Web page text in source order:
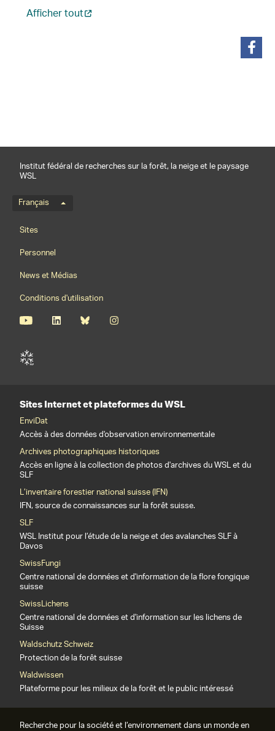
Afficher tout
Institut fédéral de recherches sur la forêt, la neige et le paysage
WSL
Menu de langue
Français
Footernavigation
Sites
Personnel
News et Médias
Conditions d'utilisation
Sites Internet et plateformes du WSL
EnviDat
Accès à des données d'observation environnementale
Archives photographiques historiques
Accès en ligne à la collection de photos d'archives du WSL et du
SLF
L’inventaire forestier national suisse (IFN)
IFN, source de connaissances sur la forêt suisse.
SLF
WSL Institut pour l’étude de la neige et des avalanches SLF à
Davos
SwissFungi
Centre national de données et d'information de la flore fongique
suisse
SwissLichens
Centre national de données et d'information sur les lichens de
Suisse
Waldschutz Schweiz
Protection de la forêt suisse
Waldwissen
Plateforme pour les milieux de la forêt et le public intéressé
Recherche pour la société et l’environnement dans un monde en